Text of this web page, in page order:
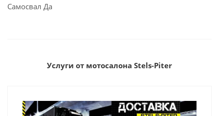
Самосвал Да
Услуги от мотосалона Stels-Piter